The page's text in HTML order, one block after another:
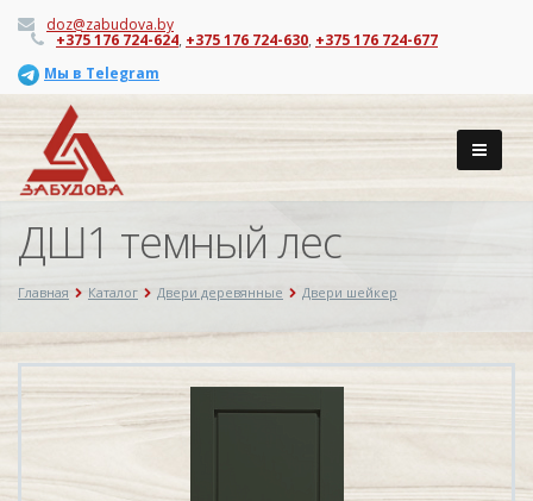
doz@zabudova.by
+375 176 724-624, +375 176 724-630, +375 176 724-677
Мы в Telegram
ДШ1 темный лес
Главная Каталог Двери деревянные Двери шейкер